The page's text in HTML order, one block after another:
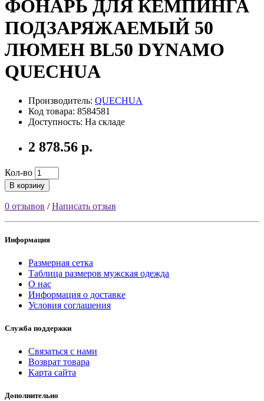
ФОНАРЬ ДЛЯ КЕМПИНГА
ПОДЗАРЯЖАЕМЫЙ 50
ЛЮМЕН BL50 DYNAMO
QUECHUA
Производитель: QUECHUA
Код товара: 8584581
Доступность: На складе
2 878.56 р.
Кол-во
В корзину
0 отзывов /Написать отзыв
Информация
Размерная сетка
Таблица размеров мужская одежда
О нас
Информация о доставке
Условия соглашения
Служба поддержки
Связаться с нами
Возврат товара
Карта сайта
Дополнительно